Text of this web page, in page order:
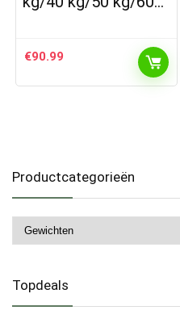
€90.99
Productcategorieën
Topdeals